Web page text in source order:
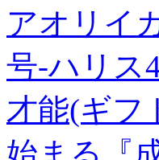
アオリイ
号-ハリス
才能(ギフ